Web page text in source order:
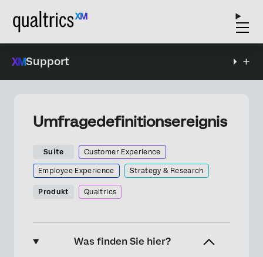
Support
Umfragedefinitionsereignis
Suite Customer Experience
Employee Experience Strategy & Research
Produkt Qualtrics
Was finden Sie hier?